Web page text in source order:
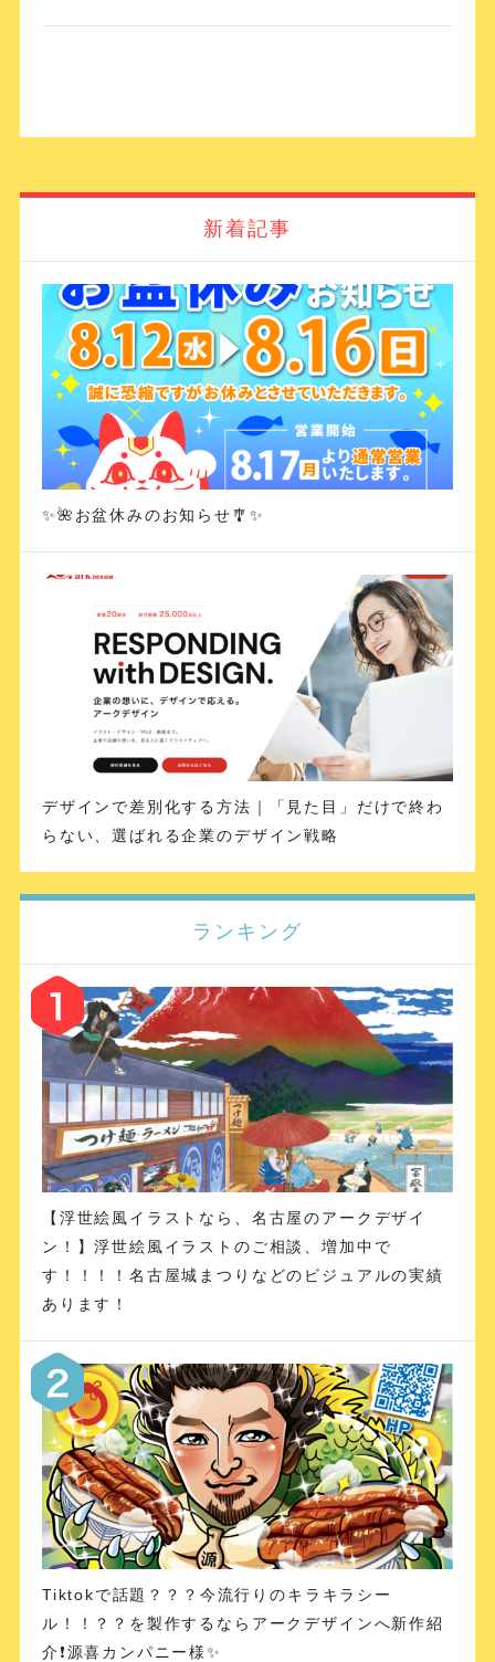
新着記事
✨🌺お盆休みのお知らせ🎐✨
デザインで差別化する方法｜「見た目」だけで終わ
らない、選ばれる企業のデザイン戦略
ランキング
【浮世絵風イラストなら、名古屋のアークデザイ
ン！】浮世絵風イラストのご相談、増加中で
す！！！！名古屋城まつりなどのビジュアルの実績
あります！
Tiktokで話題？？？今流行りのキラキラシー
ル！！？？を製作するならアークデザインへ新作紹
介❗️源喜カンパニー様✨